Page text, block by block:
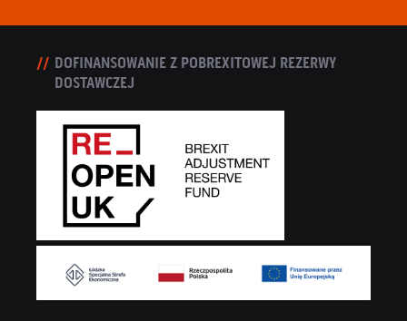
DOFINANSOWANIE Z POBREXITOWEJ REZERWY
DOSTAWCZEJ